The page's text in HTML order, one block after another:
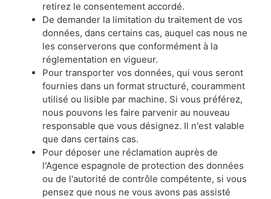
retirez le consentement accordé.
De demander la limitation du traitement de vos
données, dans certains cas, auquel cas nous ne
les conserverons que conformément à la
réglementation en vigueur.
Pour transporter vos données, qui vous seront
fournies dans un format structuré, couramment
utilisé ou lisible par machine. Si vous préférez,
nous pouvons les faire parvenir au nouveau
responsable que vous désignez. Il n'est valable
que dans certains cas.
Pour déposer une réclamation auprès de
l'Agence espagnole de protection des données
ou de l'autorité de contrôle compétente, si vous
pensez que nous ne vous avons pas assisté